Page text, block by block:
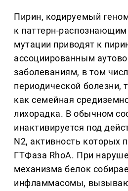
Пирин, кодируемый геном
к паттерн-
мутации приводят к
ассоциированным
заболеваниям, в том
периодической болезни,
как семейная
лихорадка. В обычном
инактивируется под
N2, активность которых
ГТФаза RhoA. При
механизма белок
инфламмасомы,